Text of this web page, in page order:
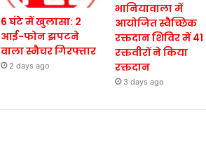
6 घंटे में खुलासा: 2
आई-फोन झपटने
वाला स्नैचर गिरफ्तार
2 days ago
भानियावाला में
आयोजित स्वैच्छिक
रक्तदान शिविर में 41
रक्तवीरों ने किया
रक्तदान
3 days ago